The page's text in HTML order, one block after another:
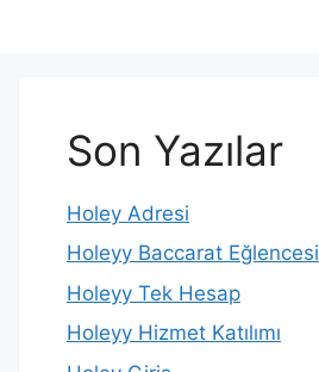
Son Yazılar
Holey Adresi
Holeyy Baccarat Eğlencesi
Holeyy Tek Hesap
Holeyy Hizmet Katılımı